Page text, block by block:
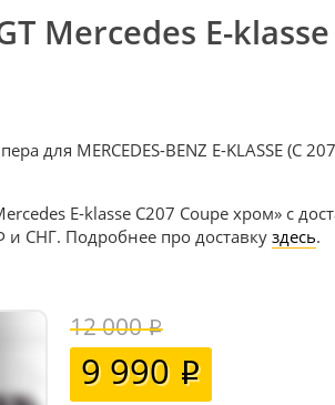
Mercedes E-klasse
для MERCEDES-BENZ E-KLASSE (C
E-klasse C207 Coupe хром» с
и СНГ. Подробнее про доставку здесь.
12 000
9 990